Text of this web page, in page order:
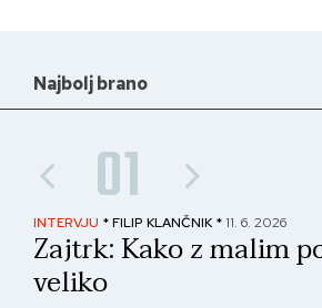
Najbolj brano
01
INTERVJU * FILIP KLANČNIK * 11. 6. 2026
Zajtrk: Kako z malim
veliko